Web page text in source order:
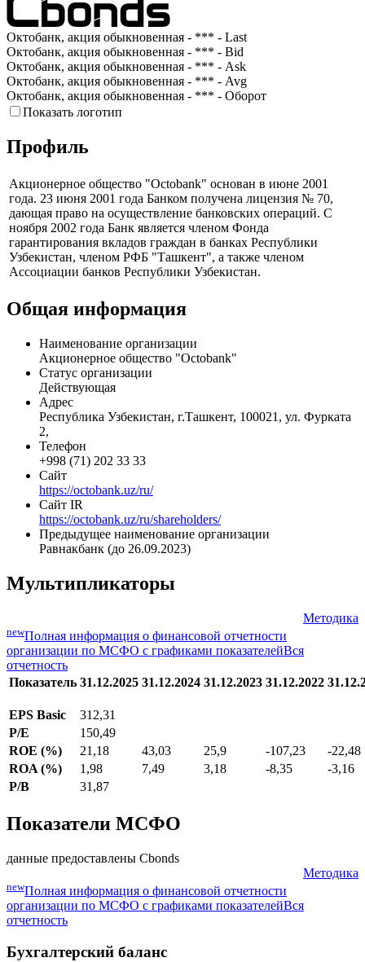
Октобанк, акция обыкновенная - *** - Last
Октобанк, акция обыкновенная - *** - Bid
Октобанк, акция обыкновенная - *** - Ask
Октобанк, акция обыкновенная - *** - Avg
Октобанк, акция обыкновенная - *** - Оборот
Показать логотип
Профиль
Акционерное общество "Octobank" основан в июне 2001
года. 23 июня 2001 года Банком получена лицензия № 70,
дающая право на осуществление банковских операций. С
ноября 2002 года Банк является членом Фонда
гарантирования вкладов граждан в банках Республики
Узбекистан, членом РФБ "Ташкент", а также членом
Ассоциации банков Республики Узбекистан.
Общая информация
Наименование организации
Акционерное общество "Octobank"
Статус организации
Действующая
Адрес
Республика Узбекистан, г.Ташкент, 100021, ул. Фурката
2,
Телефон
+998 (71) 202 33 33
Сайт
https://octobank.uz/ru/
Сайт IR
https://octobank.uz/ru/shareholders/
Предыдущее наименование организации
Равнакбанк (до 26.09.2023)
Мультипликаторы
Методика
newПолная информация о финансовой отчетности
организации по МСФО с графиками показателейВся
отчетность
Показатель 31.12.2025 31.12.2024 31.12.2023 31.12.2022
EPS Basic
312,31
P/E
150,49
ROE (%)
21,18 43,03 25,9 -107,23
-22,48
ROA (%)
1,98 7,49 3,18 -8,35
-3,16
P/B
31,87
Показатели МСФО
данные предоставлены Cbonds
Методика
newПолная информация о финансовой отчетности
организации по МСФО с графиками показателейВся
отчетность
Бухгалтерский баланс